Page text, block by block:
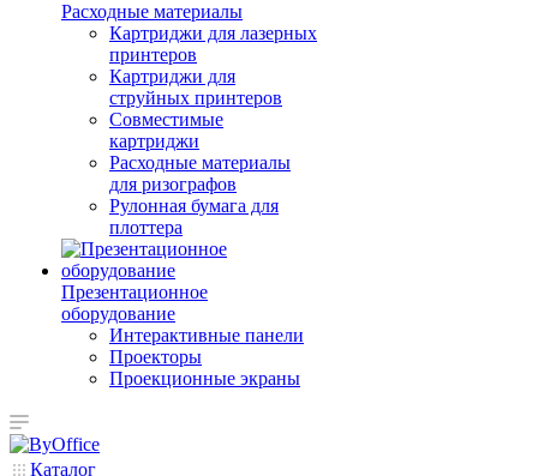
Расходные материалы
Картриджи для лазерных
принтеров
Картриджи для
струйных принтеров
Совместимые
картриджи
Расходные материалы
для ризографов
Рулонная бумага для
плоттера
Презентационное
оборудование
Интерактивные панели
Проекторы
Проекционные экраны
Каталог